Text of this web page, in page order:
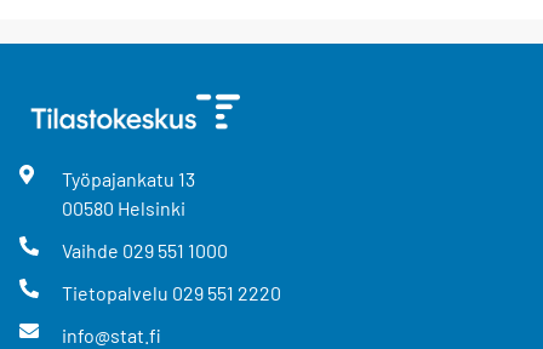
Työpajankatu 13
00580 Helsinki
Vaihde 029 551 1000
Tietopalvelu 029 551 2220
info@stat.fi